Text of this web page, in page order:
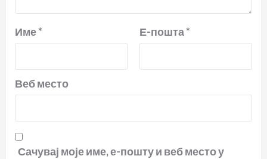
Име* Е-пошта*
Веб место
Сачувај моје име, е-пошту и веб место у